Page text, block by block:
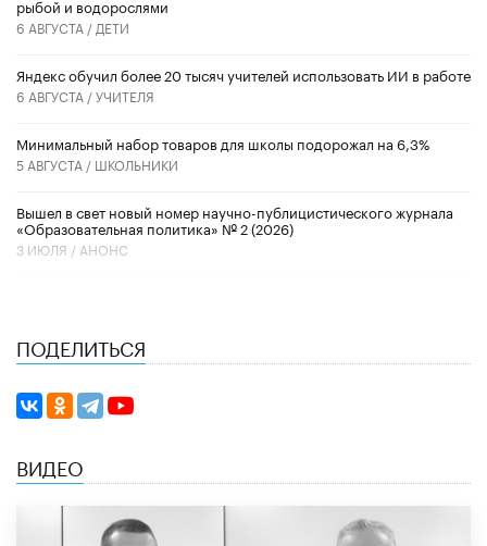
рыбой и водорослями
6 АВГУСТА / ДЕТИ
​Яндекс обучил более 20 тысяч учителей использовать ИИ в работе
6 АВГУСТА /УЧИТЕЛЯ
Минимальный набор товаров для школы подорожал на 6,3%
5 АВГУСТА / ШКОЛЬНИКИ
Вышел в свет новый номер научно-публицистического журнала
«Образовательная политика» № 2 (2026)
3 ИЮЛЯ / АНОНС
ПОДЕЛИТЬСЯ
ВИДЕО